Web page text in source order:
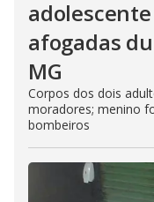
afogadas
MG
Corpos dos dois
moradores; menino
bombeiros